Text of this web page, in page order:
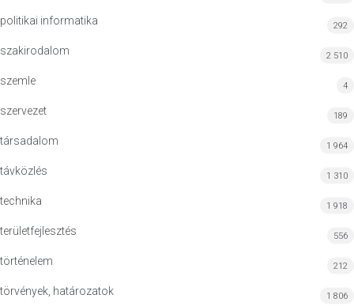
politikai informatika 292
szakirodalom 2 510
szemle 4
szervezet 189
társadalom 1 964
távközlés 1 310
technika 1 918
területfejlesztés 556
történelem 212
törvények, határozatok 1 806